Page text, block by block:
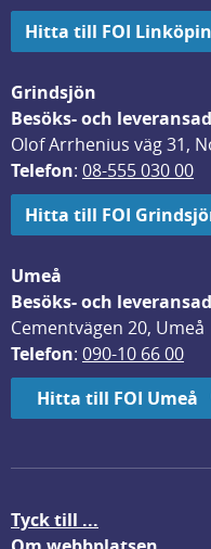
Hitta till FOI
Grindsjön
Besöks- och
Olof Arrhenius väg 31,
Telefon: 08-555 030 00
Hitta till FOI
Umeå
Besöks- och
Cementvägen 20, Umeå
Telefon: 090-10 66 00
Hitta till FOI Umeå
Tyck till ...